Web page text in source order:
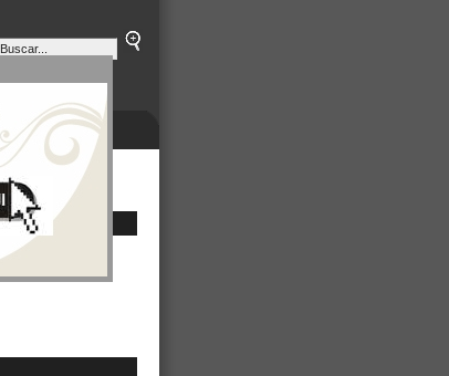
NEGOCIOS